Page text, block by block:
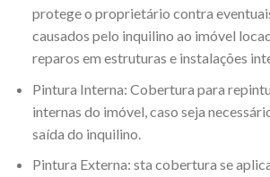
protege o proprietário contra
causados pelo inquilino ao imóvel
reparos em estruturas e instalações
Pintura Interna: Cobertura para
internas do imóvel, caso seja
saída do inquilino.
Pintura Externa: sta cobertura se